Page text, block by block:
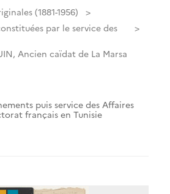
(1881-1956)
par le service des
Ancien caïdat de La Marsa
puis service des Affaires
français en Tunisie